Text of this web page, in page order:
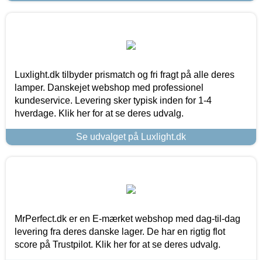
Luxlight.dk tilbyder prismatch og fri fragt på alle deres
lamper. Danskejet webshop med professionel
kundeservice. Levering sker typisk inden for 1-4
hverdage. Klik her for at se deres udvalg.
Se udvalget på Luxlight.dk
MrPerfect.dk er en E-mærket webshop med dag-til-dag
levering fra deres danske lager. De har en rigtig flot
score på Trustpilot. Klik her for at se deres udvalg.